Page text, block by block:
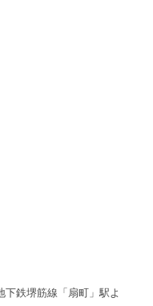
鉄堺筋線「扇町」駅よ